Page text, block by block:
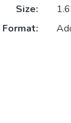
Size:
Format: